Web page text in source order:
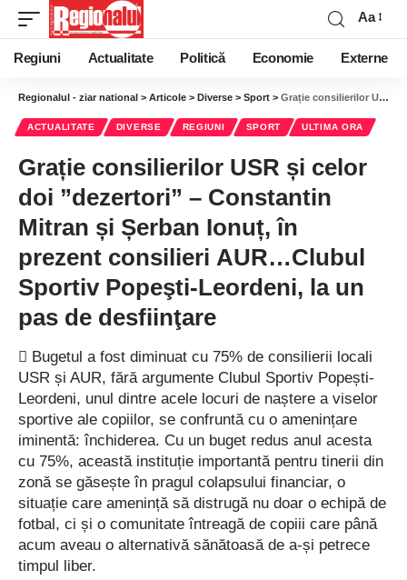
Aa
Regiuni Actualitate Politică Economie Externe
Regionalul - ziar national > Articole > Diverse > Sport > Grație consilierilor USR și celor doi ”dezertori” – Constantin Mitran și Șerban Ionuț, în prezent consilieri AUR…Clubul Sportiv Popeşti-Leordeni, la un pas de desfiinţare
ACTUALITATE DIVERSE REGIUNI SPORT ULTIMA ORA
Grație consilierilor USR și celor
doi ”dezertori” – Constantin
Mitran și Șerban Ionuț, în
prezent consilieri AUR…Clubul
Sportiv Popeşti-Leordeni, la un
pas de desfiinţare
 Bugetul a fost diminuat cu 75% de consilierii locali
USR și AUR, fără argumente Clubul Sportiv Popești-
Leordeni, unul dintre acele locuri de naștere a viselor
sportive ale copiilor, se confruntă cu o amenințare
iminentă: închiderea. Cu un buget redus anul acesta
cu 75%, această instituție importantă pentru tinerii din
zonă se găsește în pragul colapsului financiar, o
situație care amenință să distrugă nu doar o echipă de
fotbal, ci și o comunitate întreagă de copiii care până
acum aveau o alternativă sănătoasă de a-și petrece
timpul liber.